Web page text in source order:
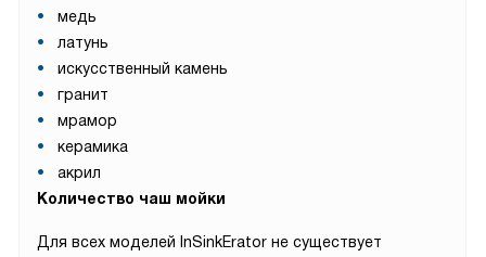
медь
латунь
искусственный камень
гранит
мрамор
керамика
акрил
Количество чаш мойки
Для всех моделей InSinkErator не существует